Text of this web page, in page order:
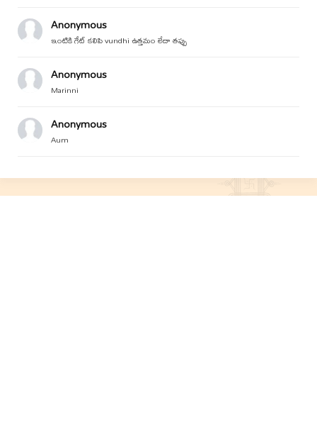
Anonymous
ఇంటికి గేట్ కలిపి vundhi ఉత్తమం లేదా తప్పు
Anonymous
Marinni
Anonymous
Aum